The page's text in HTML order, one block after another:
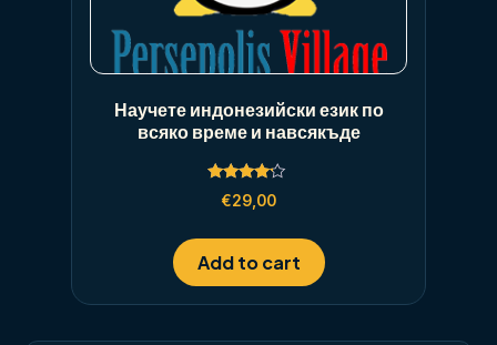
Научете индонезийски език по
всяко време и навсякъде
Rated
4.00
€29,00
Add to cart